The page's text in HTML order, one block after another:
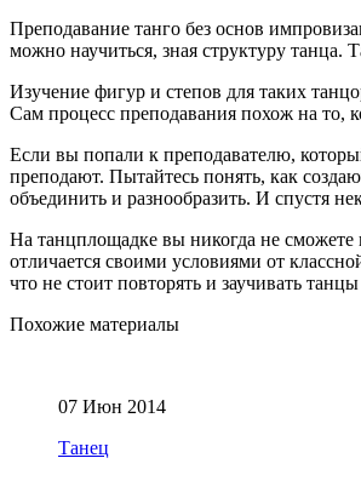
Преподавание танго без основ
можно научиться, зная структуру
Изучение фигур и степов для таких
Сам процесс преподавания похож на то,
Если вы попали к преподавателю,
преподают. Пытайтесь понять, как
объединить и разнообразить. И спустя
На танцплощадке вы никогда не сможете
отличается своими условиями от
что не стоит повторять и заучивать
Похожие материалы
07 Июн 2014
Танец